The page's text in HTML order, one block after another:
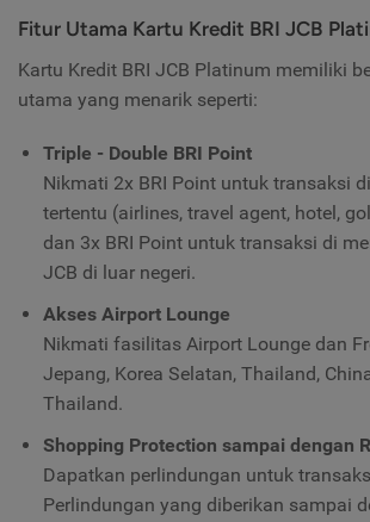
Fitur Utama Kartu Kredit BRI JCB
Kartu Kredit BRI JCB Platinum memiliki
utama yang menarik seperti:
Triple - Double BRI Point
Nikmati 2x BRI Point untuk transaksi
tertentu (airlines, travel agent, hotel,
dan 3x BRI Point untuk transaksi di
JCB di luar negeri.
Akses Airport Lounge
Nikmati fasilitas Airport Lounge dan
Jepang, Korea Selatan, Thailand,
Thailand.
Shopping Protection sampai dengan
Dapatkan perlindungan untuk
Perlindungan yang diberikan sampai